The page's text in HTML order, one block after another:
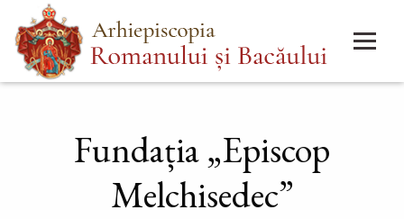
Mergi
la
conţinutul
Main
menu
Fundația „Episcop
Melchisedec”